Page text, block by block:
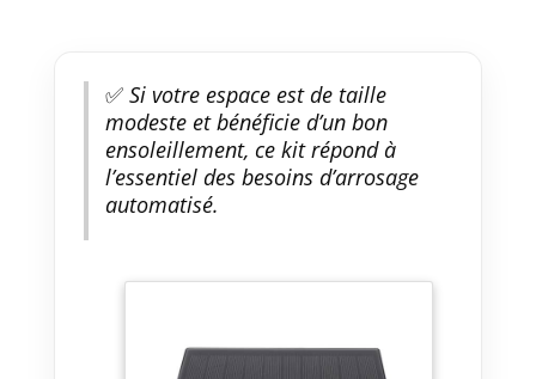
✅Si votre espace est de taille
modeste et bénéficie d’un bon
ensoleillement, ce kit répond à
l’essentiel des besoins d’arrosage
automatisé.